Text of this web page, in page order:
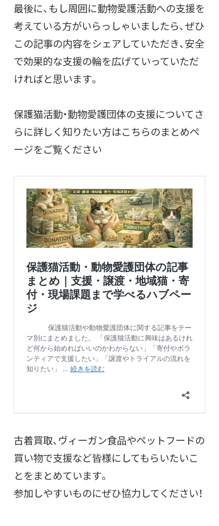
最後に、もし周囲に動物愛護活動への支援を
考えている方がいらっしゃいましたら、ぜひ
この記事の内容をシェアしていただき、安全
で効果的な支援の輪を広げていっていただ
ければと思います。
保護猫活動・動物愛護団体の支援についてさ
らに詳しく知りたい方はこちらのまとめペ
ージをご覧ください
古着買取、ヴィーガン食品やペットフードの
買い物で支援など皆様にしてもらいたいこ
とをまとめています。
参加しやすいものにぜひ協力してください！